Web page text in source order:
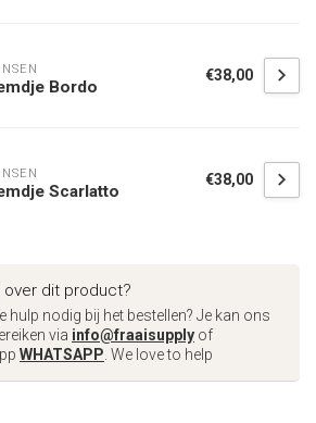
Bordo
€38,00
Scarlatto
€38,00
over dit product?
hulp nodig bij het bestellen? Je kan ons
via info@fraaisupply of
WHATSAPP . We love to help